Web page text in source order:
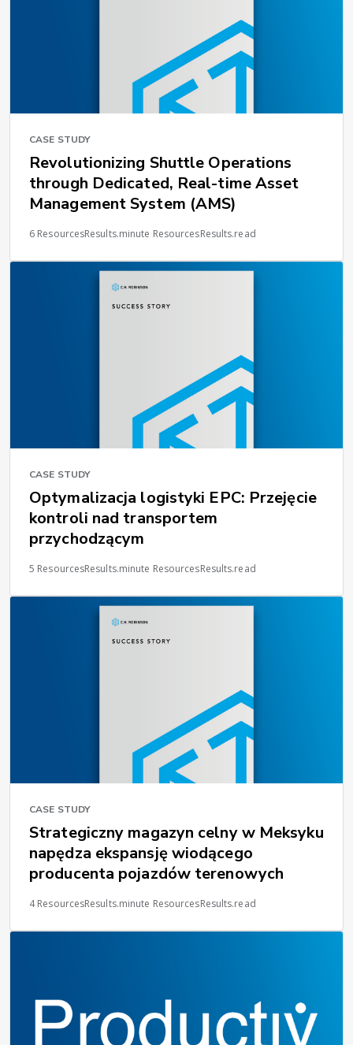
CASE STUDY
Revolutionizing Shuttle Operations
through Dedicated, Real-time Asset
Management System (AMS)
6 ResourcesResults.minute ResourcesResults.read
CASE STUDY
Optymalizacja logistyki EPC: Przejęcie
kontroli nad transportem
przychodzącym
5 ResourcesResults.minute ResourcesResults.read
CASE STUDY
Strategiczny magazyn celny w Meksyku
napędza ekspansję wiodącego
producenta pojazdów terenowych
4 ResourcesResults.minute ResourcesResults.read